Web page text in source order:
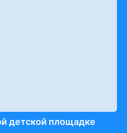
детской площадке